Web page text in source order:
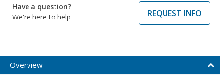
Have a question?
We're here to help
REQUEST INFO
Overview